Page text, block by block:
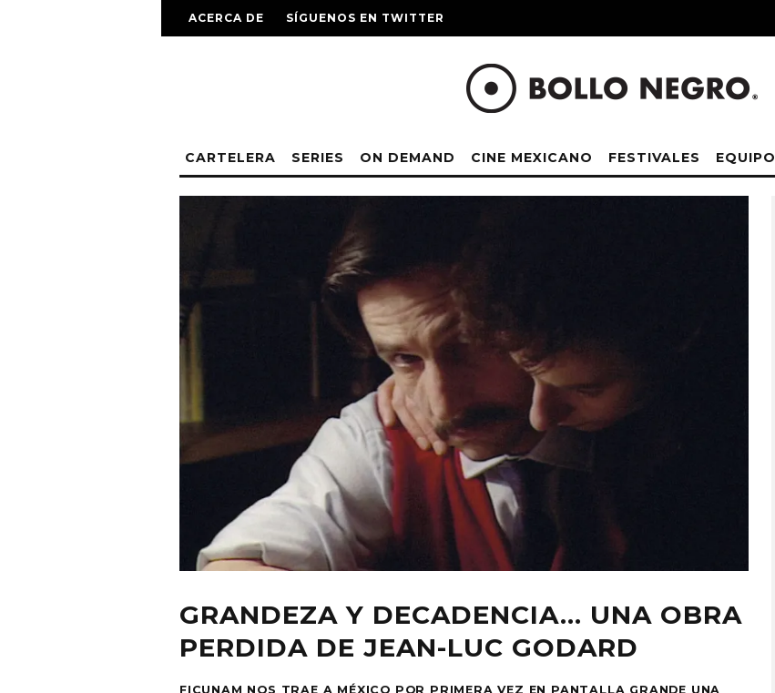
ACERCA DE SÍGUENOS EN TWITTER
CARTELERA SERIES ON DEMAND CINE MEXICANO FESTIVALES EQUIPO
GRANDEZA Y DECADENCIA… UNA OBRA
PERDIDA DE JEAN-LUC GODARD
FICUNAM NOS TRAE A MÉXICO POR PRIMERA VEZ EN PANTALLA GRANDE UNA